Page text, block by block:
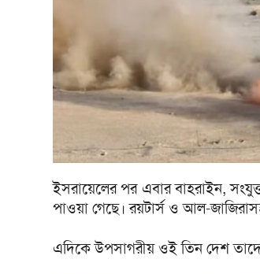
ইসরায়েলের পর এবার বাহরাইন,
পাওয়া গেছে। রয়টার্স ও আল-
এদিকে উপসাগরীয় ওই তিন দেশ